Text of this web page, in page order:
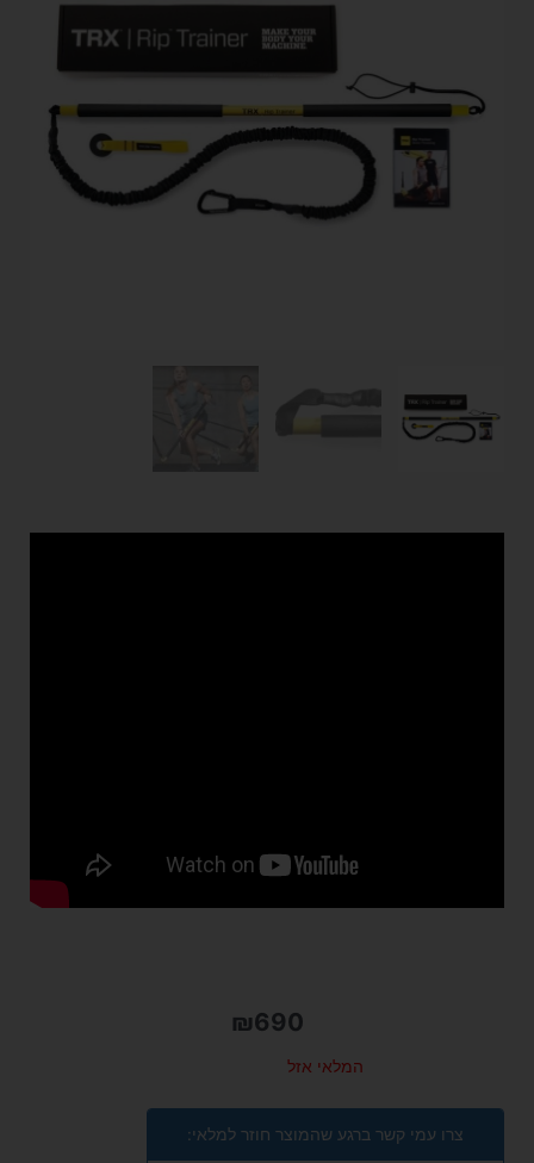
₪690
המלאי אזל
צרו עמי קשר ברגע שהמוצר חוזר למלאי: